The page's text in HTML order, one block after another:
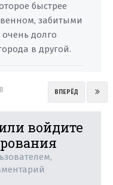
быстрее
забитыми
долго
в другой.
ВПЕРЁД
войдите